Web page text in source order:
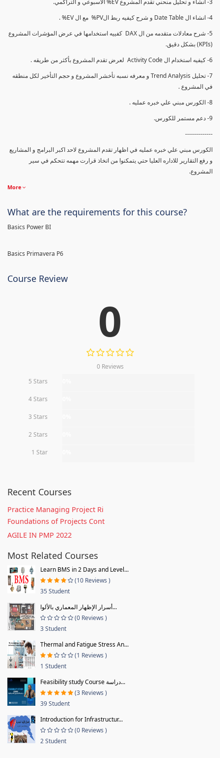
4- انشاء ال Date Table و شرح كيفيه ربط الPV% مع ال EV% .
5- شرح معادلات متقدمه من ال DAX كفييه استخدامها في عرض المؤشرات المشروع
(KPIs) بشكل دقيق.
6- كيفيه استخدام ال Activity Code لعرض تقدم المشروع بأكثر من طريقه .
7- تحليل Trend Analysis و معرفه نسبه تأخشر المشروع و حجم التأخير لكل منطقه
في المشروع .
8- الكورس مبني علي خبره عمليه .
9- دعم مستمر للكورس.
--------------
الكورس مبني علي خبره عمليه في اظهار تقدم المشروع لاحد اكبر البرامج و المشاريع
و رفع التقارير للاداره العليا حتي يتمكنوا من اتخاذ قرارت مهمه تتحكم في سير
المشروع.
More
What are the requirements for this course?
Basics Power BI
Basics Primavera P6
Course Review
0
0 Reviews
5 Stars
4 Stars
3 Stars
2 Stars
1 Star
Recent Courses
Practice Managing Project Ri
Foundations of Projects Cont
AGILE IN PMP 2022
Most Related Courses
Learn BMS in 2 Days and Level...
(10 Reviews )
35 Student
أسرار الإظهار المعماري بالألوا...
(0 Reviews )
3 Student
Thermal and Fatigue Stress An...
(1 Reviews )
1 Student
Feasibility study Course دراسة...
(3 Reviews )
39 Student
Introduction for Infrastructur...
(0 Reviews )
2 Student